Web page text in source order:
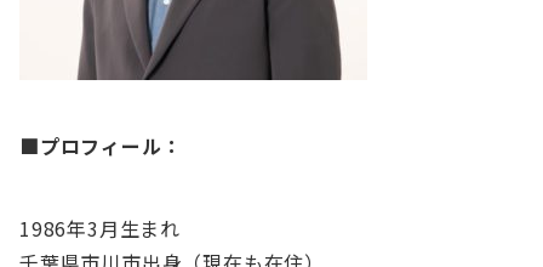
■プロフィール：
1986年3月生まれ